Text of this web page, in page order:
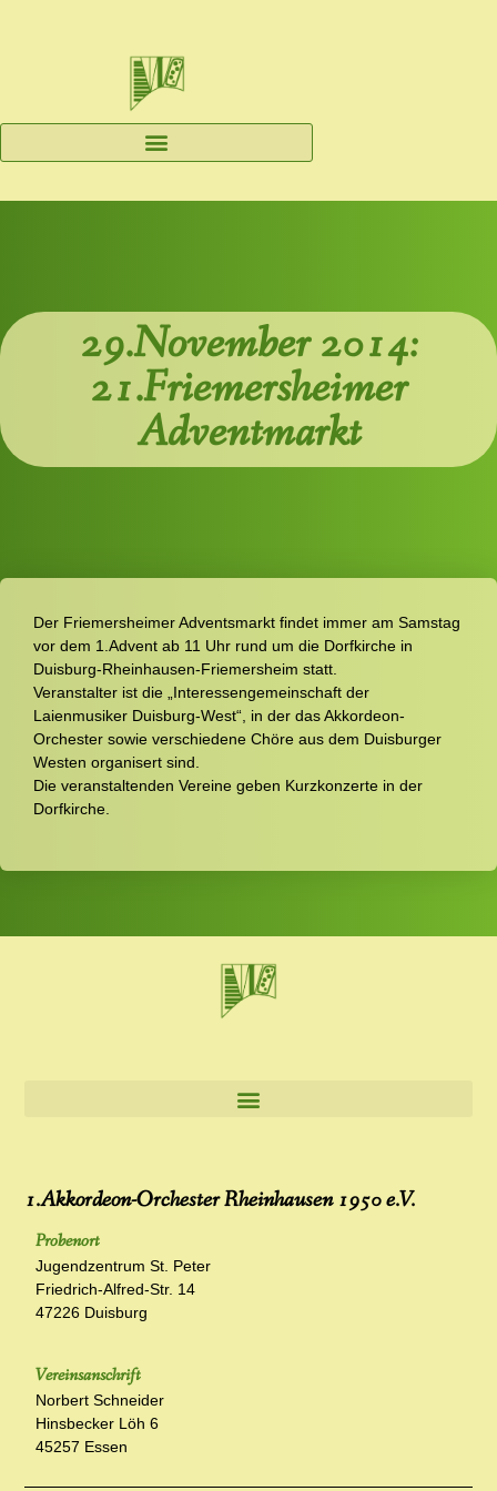
29.November 2014:
21.Friemersheimer
Adventmarkt
Der Friemersheimer Adventsmarkt findet immer am Samstag
vor dem 1.Advent ab 11 Uhr rund um die Dorfkirche in
Duisburg-Rheinhausen-Friemersheim statt.
Veranstalter ist die „Interessengemeinschaft der
Laienmusiker Duisburg-West“, in der das Akkordeon-
Orchester sowie verschiedene Chöre aus dem Duisburger
Westen organisert sind.
Die veranstaltenden Vereine geben Kurzkonzerte in der
Dorfkirche.
1.Akkordeon-Orchester Rheinhausen 1950 e.V.
Probenort
Jugendzentrum St. Peter
Friedrich-Alfred-Str. 14
47226 Duisburg
Vereinsanschrift
Norbert Schneider
Hinsbecker Löh 6
45257 Essen